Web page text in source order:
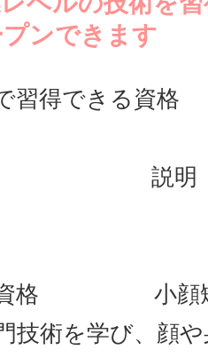
ンできます
習得できる資格
名
資格 小顔矯
技術を学び、顔